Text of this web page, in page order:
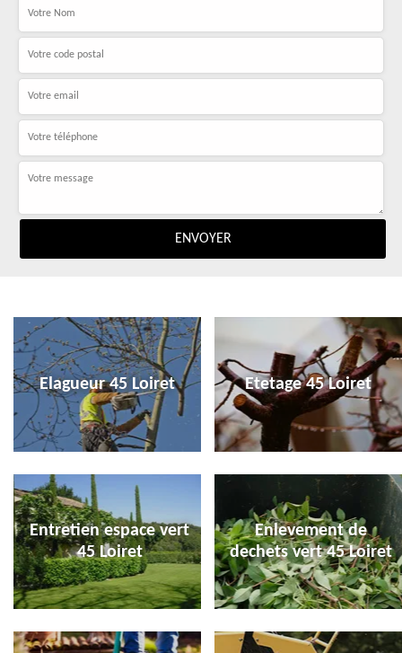
Elagueur 45 Loiret Etetage 45 Loiret
Entretien espace vert
45 Loiret
Enlevement de
dechets vert 45 Loiret